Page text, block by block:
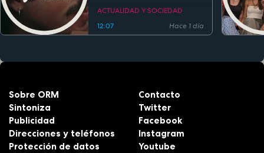
estreno
ACTUALIDAD Y SOCIEDAD
12:07
Hace 1 día
Sobre ORM
Sintoniza
Publicidad
Direcciones y teléfonos
Protección de datos
Contacto
Twitter
Facebook
Instagram
Youtube